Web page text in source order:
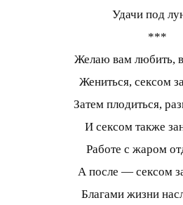
Удачи под
***
Желаю вам любить,
Жениться, сексом
Затем плодиться,
И сексом также
Работе с жаром
А после — сексом
Благами жизни